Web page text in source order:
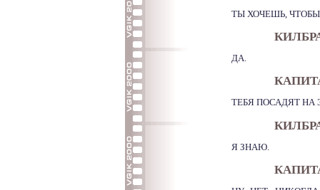
ТЫ ХОЧЕШЬ,
ДА.
ТЕБЯ ПОСАДЯТ НА
Я ЗНАЮ.